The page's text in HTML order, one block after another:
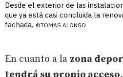
Desde el exterior de las
que ya está casi concluida la
fachada. ©TOMAS ALONSO
En cuanto a la zona